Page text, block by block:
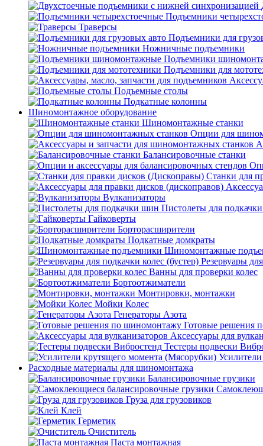
Подъемники
Траверсы
Подъемники для
Ножничные подъемники
Подъемники
Подъемники для
Подъемные столы
Подкатные колонны
Шиномонтажное оборудование
Шиномонтажные станки
Опции для
Балансировочные станки
Станки для
Вулканизаторы
Пистолеты для
Гайковерты
Борторасширители
Подкатные домкраты
Шиномонтажные
Резервуары
Ванны для проверки колес
Бортоотжиматели
Монтировки, монтажки
Мойки Колес
Генераторы Азота
Готовые решения
Аксессуары для
Тестеры подвески
Расходные материалы для шиномонтажа
Балансировочные грузики
Груза для грузовиков
Клей
Герметик
Очиститель
Паста монтажная